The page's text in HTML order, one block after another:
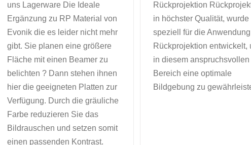
uns Lagerware Die Ideale
Ergänzung zu RP Material von
Evonik die es leider nicht mehr
gibt. Sie planen eine größere
Fläche mit einen Beamer zu
belichten ? Dann stehen ihnen
hier die geeigneten Platten zur
Verfügung. Durch die gräuliche
Farbe reduzieren Sie das
Bildrauschen und setzen somit
einen passenden Kontrast.
Rückprojektion
in höchster Qualität, wurde
speziell für die Anwendung
Rückprojektion entwickelt,
in diesem anspruchsvollen
Bereich eine optimale
Bildgebung zu